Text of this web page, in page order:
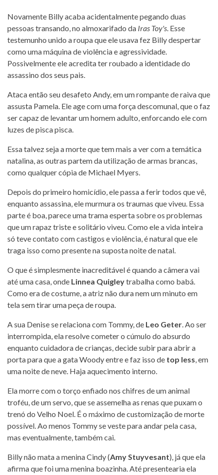
Novamente Billy acaba acidentalmente pegando duas
pessoas transando, no almoxarifado da Iras Toy's. Esse
testemunho unido a roupa que ele usava fez Billy despertar
como uma máquina de violência e agressividade.
Possivelmente ele acredita ter roubado a identidade do
assassino dos seus pais.
Ataca então seu desafeto Andy, em um rompante de raiva que
assusta Pamela. Ele age com uma força descomunal, que o faz
ser capaz de levantar um homem adulto, enforcando ele com
luzes de pisca pisca.
Essa talvez seja a morte que tem mais a ver com a temática
natalina, as outras partem da utilização de armas brancas,
como qualquer cópia de Michael Myers.
Depois do primeiro homicídio, ele passa a ferir todos que vê,
enquanto assassina, ele murmura os traumas que viveu. Essa
parte é boa, parece uma trama esperta sobre os problemas
que um rapaz triste e solitário viveu. Como ele a vida inteira
só teve contato com castigos e violência, é natural que ele
traga isso como presente na suposta noite de natal.
O que é simplesmente inacreditável é quando a câmera vai
até uma casa, onde Linnea Quigleytrabalha como babá.
Como era de costume, a atriz não dura nem um minuto em
tela sem tirar uma peça de roupa.
A sua Denise se relaciona com Tommy, de Leo Geter. Ao ser
interrompida, ela resolve cometer o cúmulo do absurdo
enquanto cuidadora de crianças, decide subir para abrir a
porta para que a gata Woody entre e faz isso de top less, em
uma noite de neve. Haja aquecimento interno.
Ela morre com o torço enfiado nos chifres de um animal
troféu, de um servo, que se assemelha as renas que puxam o
trenó do Velho Noel. É o máximo de customização de morte
possível. Ao menos Tommy se veste para andar pela casa,
mas eventualmente, também cai.
Billy não mata a menina Cindy (Amy Stuyvesant), já que ela
afirma que foi uma menina boazinha. Até presentearia ela